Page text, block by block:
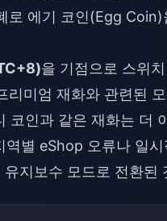
로 에기 코인(Egg Coin)
을 기점으로 스위
미엄 재화와 관련된
코인과 같은 재화는 더
별 eShop 오류나 일
지보수 모드로 전환된